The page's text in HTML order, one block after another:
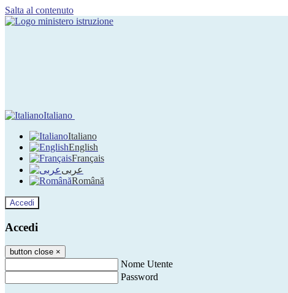
Salta al contenuto
Italiano
Italiano
English
Français
عربى
Română
Accedi
Accedi
button close ×
Nome Utente
Password